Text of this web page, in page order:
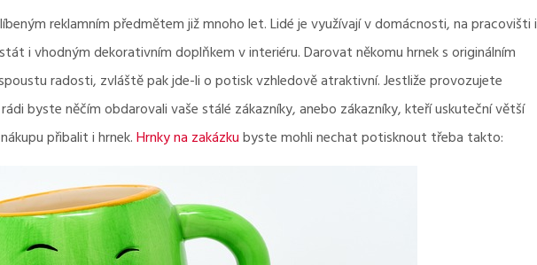
reklamním předmětem již mnoho let. Lidé je využívají v domácnosti, na pracovišti i
i vhodným dekorativním doplňkem v interiéru. Darovat někomu hrnek s originálním
radosti, zvláště pak jde-li o potisk vzhledově atraktivní.Jestliže provozujete
byste něčím obdarovali vaše stálé zákazníky, anebo zákazníky, kteří uskuteční větší
přibalit i hrnek.Hrnky na zakázkubyste mohli nechat potisknout třeba takto: